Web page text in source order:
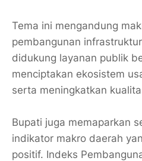
Tema ini mengandung
pembangunan
didukung layanan publik
menciptakan ekosistem
serta meningkatkan
Bupati juga memaparkan
indikator makro daerah
positif. Indeks